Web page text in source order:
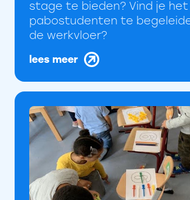
stage te bieden? Vind je het
pabostudenten te
de werkvloer?
lees meer